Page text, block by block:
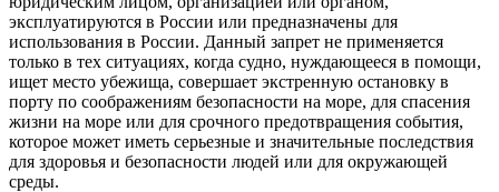
эксплуатируются в России или предназначены для
использования в России. Данный запрет не применяется
только в тех ситуациях, когда судно, нуждающееся в помощи,
ищет место убежища, совершает экстренную остановку в
порту по соображениям безопасности на море, для спасения
жизни на море или для срочного предотвращения события,
которое может иметь серьезные и значительные последствия
для здоровья и безопасности людей или для окружающей
среды.